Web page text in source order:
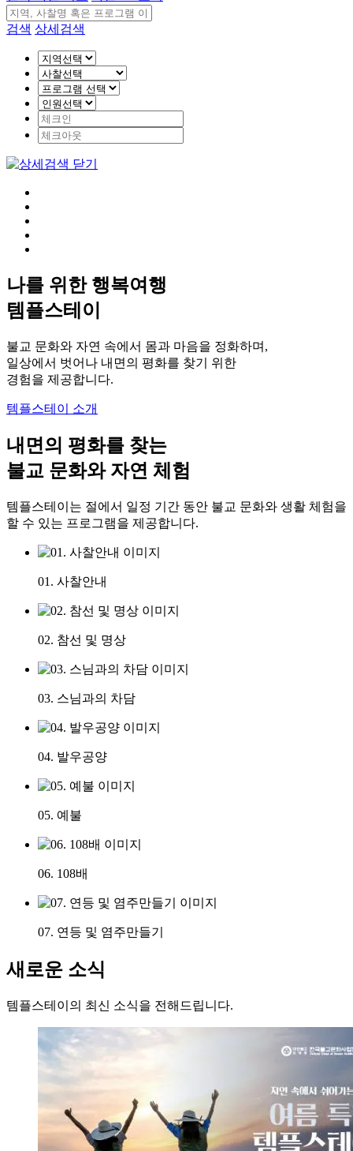
검색 상세검색
나를 위한 행복여행
템플스테이
불교 문화와 자연 속에서 몸과 마음을 정화하며,
일상에서 벗어나 내면의 평화를 찾기 위한
경험을 제공합니다.
템플스테이 소개
내면의 평화를 찾는
불교 문화와 자연 체험
템플스테이는 절에서 일정 기간 동안 불교 문화와 생활 체험을
할 수 있는 프로그램을 제공합니다.
01. 사찰안내
02. 참선 및 명상
03. 스님과의 차담
04. 발우공양
05. 예불
06. 108배
07. 연등 및 염주만들기
새로운 소식
템플스테이의 최신 소식을 전해드립니다.